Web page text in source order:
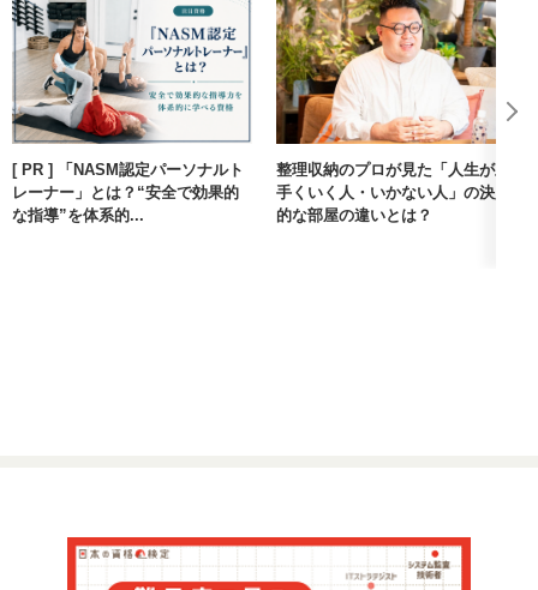
[ PR ] 「NASM認定パーソナルト
レーナー」とは？“安全で効果的
な指導”を体系的...
整理収納のプロが見た「人生が上
手くいく人・いかない人」の決定
的な部屋の違いとは？